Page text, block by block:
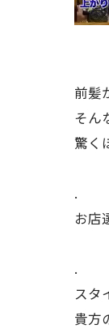
前髪
そん
驚く
.
お店
.
スタ
貴方